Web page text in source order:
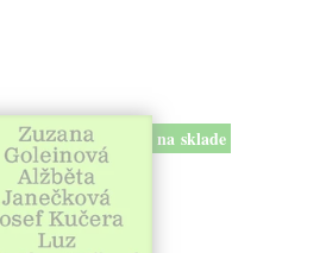
na sklade